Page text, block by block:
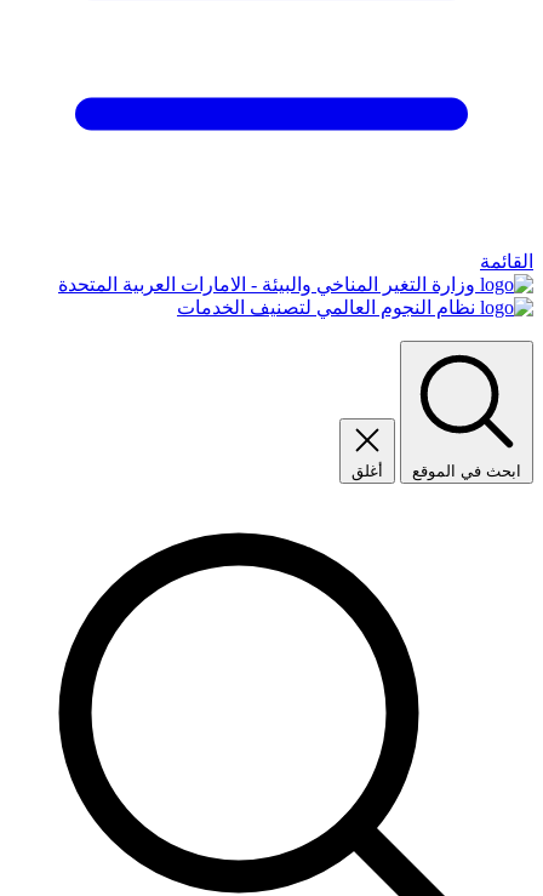
القائمة
وزارة التغير المناخي والبيئة - الامارات العربية المتحدة
نظام النجوم العالمي لتصنيف الخدمات
ابحث في الموقع أغلق